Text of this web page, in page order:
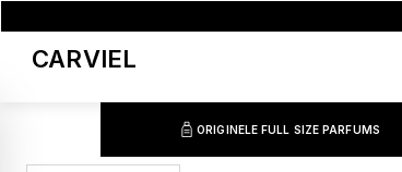
CARVIEL
ORIGINELE FULL SIZE PARFUMS